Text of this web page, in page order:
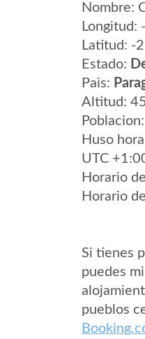
Nombre:
Longitud:
Latitud: -
Estado:
Pais:
Altitud:
Huso
UTC
Horario
Horario
Si tienes
puedes
pueblos